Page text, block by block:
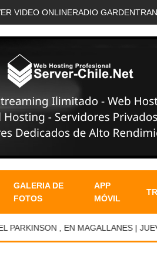
VIDEO ONLINERADIO GARDEN
GALERIA DE
FOTOS
APP
MÓVIL
, EN MAGALLANES |